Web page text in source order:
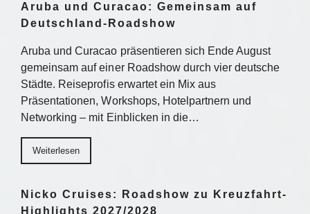
Aruba und Curacao: Gemeinsam auf
Deutschland-Roadshow
Aruba und Curacao präsentieren sich Ende August
gemeinsam auf einer Roadshow durch vier deutsche
Städte. Reiseprofis erwartet ein Mix aus
Präsentationen, Workshops, Hotelpartnern und
Networking – mit Einblicken in die…
Weiterlesen
Nicko Cruises: Roadshow zu Kreuzfahrt-
Highlights 2027/2028